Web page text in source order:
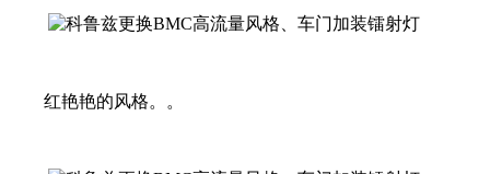
红艳艳的风格。。